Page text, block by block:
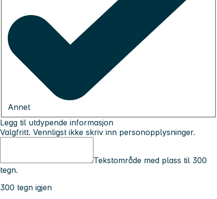
Annet
Legg til utdypende informasjon
Valgfritt. Vennligst ikke skriv inn personopplysninger.
Tekstområde med plass til 300
tegn.
300 tegn igjen